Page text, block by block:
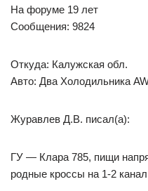
На форуме 19 лет
Сообщения: 9824
Откуда: Калужская обл.
Авто: Два Холодильника
Журавлев Д.В. писал(а):
ГУ — Клара 785, пищи
родные кроссы на 1-2